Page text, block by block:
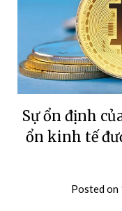
Sự ổn định
ổn kinh tế
Posted on